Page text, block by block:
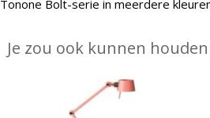
Tonone Bolt-serie in meerdere
Je zou ook kunnen